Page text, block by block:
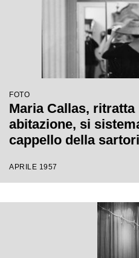
FOTO
Maria Callas, ritratta
abitazione, si
cappello della
APRILE 1957